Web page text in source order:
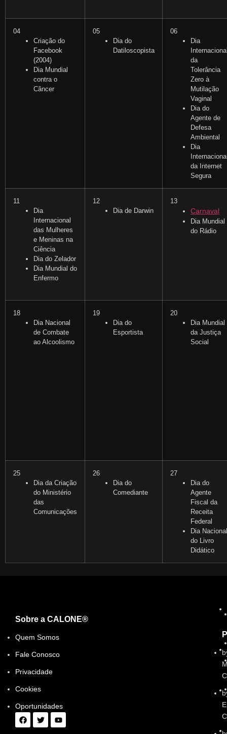
04
Criação do
Facebook
(2004)
Dia Mundial
contra o
Câncer
05
Dia do
Datiloscopista
06
Dia
da
Tolerância
Zero à
Mutilação
Vaginal
Dia do
Agente de
Defesa
Ambiental
Dia
da Internet
Segura
11
Dia
Internacional
das Mulheres
e Meninas na
Ciência
Dia do Zelador
Dia Mundial do
Enfermo
12
Dia de Darwin
13
Carnaval
Dia Mundial
do Rádio
18
Dia Nacional
de Combate
ao Alcoolismo
19
Dia do
Esportista
20
Dia Mundial
da Justiça
Social
25
Dia da Criação
do Ministério
das
Comunicações
26
Dia do
Comediante
27
Dia do
Agente
Fiscal da
Receita
Federal
Dia Nacional
do Livro
Didático
Sobre a CALONE®
Quem Somos
Fale Conosco
Privacidade
Cookies
Oportunidades